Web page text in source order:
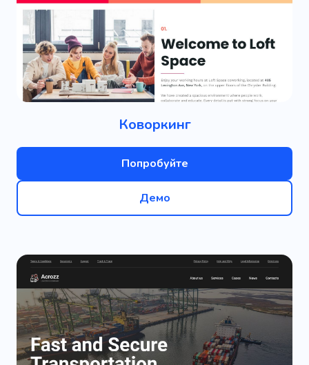
Коворкинг
Попробуйте
Демо